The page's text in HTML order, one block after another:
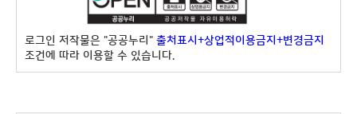
로그인 저작물은 "공공누리" 출처표시+상업적이용금지+변경금지
조건에 따라 이용할 수 있습니다.